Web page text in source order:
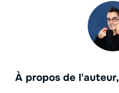
À propos de l'auteur,